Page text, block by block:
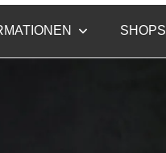
SHOPS